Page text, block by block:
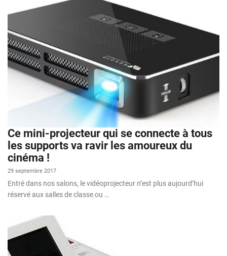
Ce mini-projecteur qui se connecte à tous
les supports va ravir les amoureux du
cinéma !
29 septembre 2017
Entré dans nos salons, le vidéoprojecteur n’est plus aujourd’hui
réservé aux salles de classe ou …